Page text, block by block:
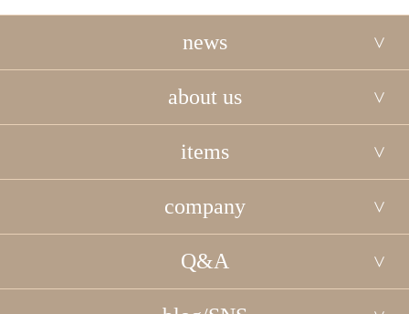
news
about us
items
company
Q&A